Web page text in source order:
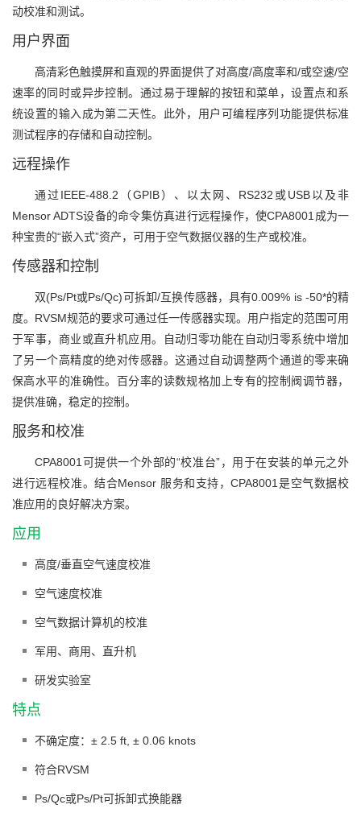
动校准和测试。
用户界面
高清彩色触摸屏和直观的界面提供了对高度/高度率和/或空速/空
速率的同时或异步控制。通过易于理解的按钮和菜单，设置点和系
统设置的输入成为第二天性。此外，用户可编程序列功能提供标准
测试程序的存储和自动控制。
远程操作
通过IEEE-488.2（GPIB）、以太网、RS232或USB以及非
Mensor ADTS设备的命令集仿真进行远程操作，使CPA8001成为一
种宝贵的“嵌入式”资产，可用于空气数据仪器的生产或校准。
传感器和控制
双(Ps/Pt或Ps/Qc)可拆卸/互换传感器，具有0.009% is -50*的精
度。RVSM规范的要求可通过任一传感器实现。用户指定的范围可用
于军事，商业或直升机应用。自动归零功能在自动归零系统中增加
了另一个高精度的绝对传感器。这通过自动调整两个通道的零来确
保高水平的准确性。百分率的读数规格加上专有的控制阀调节器，
提供准确，稳定的控制。
服务和校准
CPA8001可提供一个外部的“校准台”，用于在安装的单元之外
进行远程校准。结合Mensor 服务和支持，CPA8001是空气数据校
准应用的良好解决方案。
应用
高度/垂直空气速度校准
空气速度校准
空气数据计算机的校准
军用、商用、直升机
研发实验室
特点
不确定度：± 2.5 ft, ± 0.06 knots
符合RVSM
Ps/Qc或Ps/Pt可拆卸式换能器